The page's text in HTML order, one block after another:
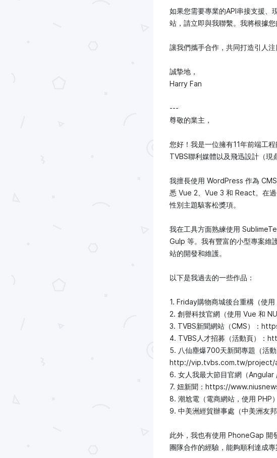
如果您需要專業的API串接支援、
站，請立即與我聯繫。我將根據
讓我們攜手合作，共同打造引人
誠摯地，
Harry Fan
---
尊敬的業主，
您好！我是一位擁有11年前端工
TVBS聯利媒體以及飛迅設計（現
我擅長使用 WordPress 作為
悉 Vue 2、Vue 3 和 React。在
性別主題駭客松獎項。
我在工具方面熟練使用
Gulp 等。我有豐富的小型專案維
站的開發和維護。
以下是我過去的一些作品：
1. Friday購物商城後台重構（使
2. 創譽科技官網（使用 Vue 和
3. TVBS新聞網站（CMS）：
4. TVBS人才招募（活動頁）
5. 八仙塵爆700天新聞專題（活動
http://vip.tvbs.com.tw/project/
6. 女人我最大節目官網（
7. 妞新聞：https://
8. 潮尬電（電商網站，使用
9. 中美洲經貿辦事處（中美洲
此外，我也有使用 PhoneGap 開
團隊合作的經驗，能夠順利達成專